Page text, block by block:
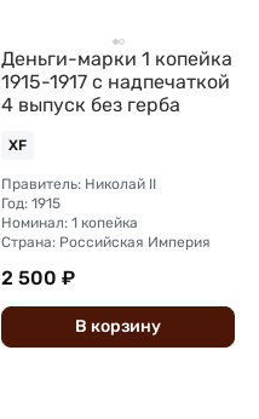
Деньги-марки 1 копейка
1915-1917 с надпечаткой
4 выпуск без герба
XF
Правитель: Николай II
Год: 1915
Номинал: 1 копейка
Страна: Российская Империя
2 500 ₽
В корзину